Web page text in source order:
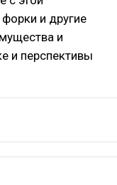
и другие
и
и перспективы